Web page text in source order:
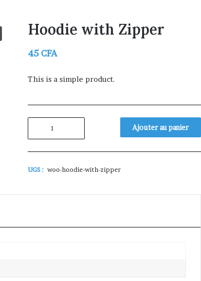
Hoodie with Zipper
45 CFA
This is a simple product.
with
Ajouter au panier
UGS : woo-hoodie-with-zipper